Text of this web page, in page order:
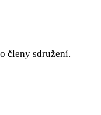
členy sdružení.